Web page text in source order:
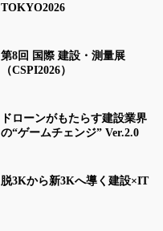
TOKYO2026
第8回 国際 建設・測量展
（CSPI2026）
ドローンがもたらす建設業界
の“ゲームチェンジ” Ver.2.0
脱3Kから新3Kへ導く建設×IT